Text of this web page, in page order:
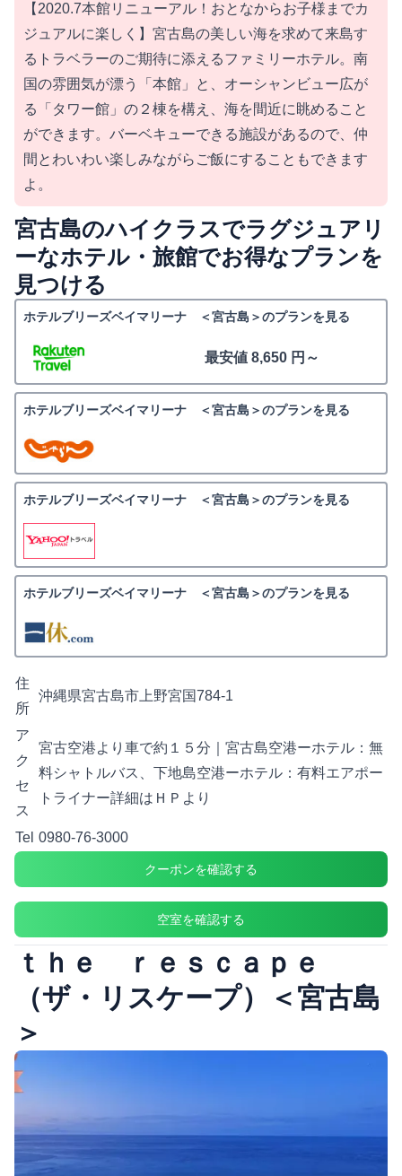
【2020.7本館リニューアル！おとなからお子様までカ
ジュアルに楽しく】宮古島の美しい海を求めて来島す
るトラベラーのご期待に添えるファミリーホテル。南
国の雰囲気が漂う「本館」と、オーシャンビュー広が
る「タワー館」の２棟を構え、海を間近に眺めること
ができます。バーベキューできる施設があるので、仲
間とわいわい楽しみながらご飯にすることもできます
よ。
宮古島のハイクラスでラグジュアリ
ーなホテル・旅館でお得なプランを
見つける
ホテルブリーズベイマリーナ ＜宮古島＞のプランを見る
最安値 8,650 円～
ホテルブリーズベイマリーナ ＜宮古島＞のプランを見る
ホテルブリーズベイマリーナ ＜宮古島＞のプランを見る
ホテルブリーズベイマリーナ ＜宮古島＞のプランを見る
住
所
沖縄県宮古島市上野宮国784-1
ア
ク
セ
ス
宮古空港より車で約１５分｜宮古島空港ーホテル：無
料シャトルバス、下地島空港ーホテル：有料エアポー
トライナー詳細はＨＰより
Tel 0980-76-3000
クーポンを確認する
空室を確認する
ｔｈｅ ｒｅｓｃａｐｅ
（ザ・リスケープ）＜宮古島
＞